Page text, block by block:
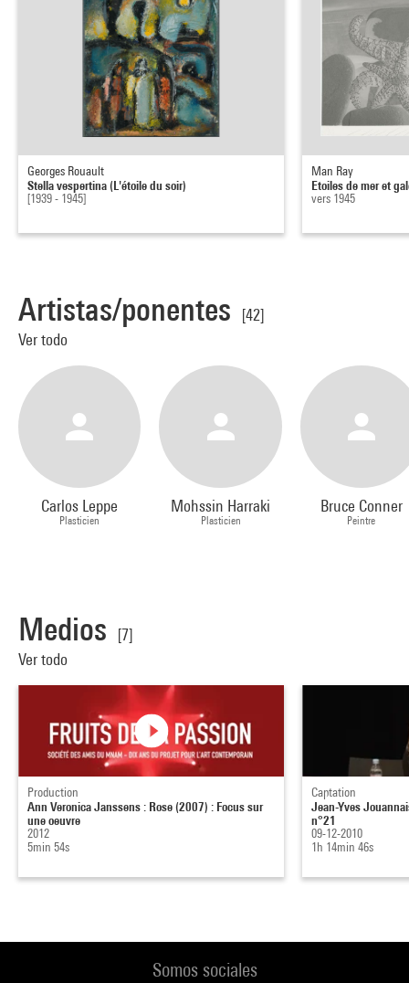
Georges Rouault
Stella vespertina (L'étoile du soir)
[1939 - 1945]
Man Ray
Etoiles de mer et
vers 1945
Artistas/ponentes
[42]
Ver todo
Carlos Leppe
Plasticien
Mohssin Harraki
Plasticien
Bruce Conner
Peintre
Medios
[7]
Ver todo
Production
Ann Veronica Janssens : Rose (2007) : Focus sur
une oeuvre
2012
5min 54s
Captation
Jean-Yves
n°21
09-12-2010
1h 14min 46s
Somos sociales